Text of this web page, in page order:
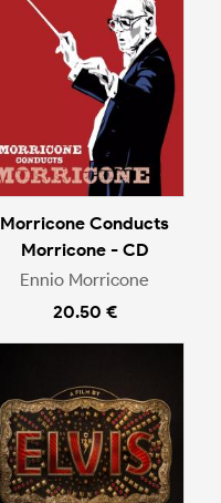
Morricone Conducts
Morricone - CD
Ennio Morricone
20.50 €